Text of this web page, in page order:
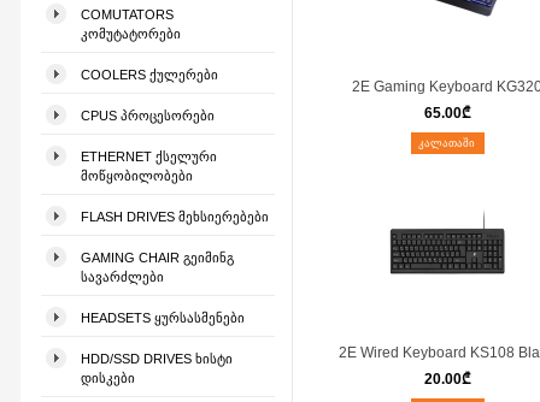
COMUTATORS
ᲙᲝᲛᲣᲢᲐᲢᲝᲠᲔᲑᲘ
COOLERS ᲥᲣᲚᲔᲠᲔᲑᲘ
CPUS ᲞᲠᲝᲪᲔᲡᲝᲠᲔᲑᲘ
ETHERNET ᲥᲡᲔᲚᲣᲠᲘ
ᲛᲝᲬᲧᲝᲑᲘᲚᲝᲑᲔᲑᲘ
FLASH DRIVES ᲛᲔᲮᲡᲘᲔᲠᲔᲑᲔᲑᲘ
GAMING CHAIR ᲒᲔᲘᲛᲘᲜᲒ
ᲡᲐᲕᲐᲠᲫᲚᲔᲑᲘ
HEADSETS ᲧᲣᲠᲡᲐᲡᲛᲔᲜᲔᲑᲘ
HDD/SSD DRIVES ᲮᲘᲡᲢᲘ
ᲓᲘᲡᲙᲔᲑᲘ
2E Gaming Keyboard
65.00₾
ᲙᲐᲚᲐᲗᲐᲨᲘ
2E Wired Keyboard KS108
20.00₾